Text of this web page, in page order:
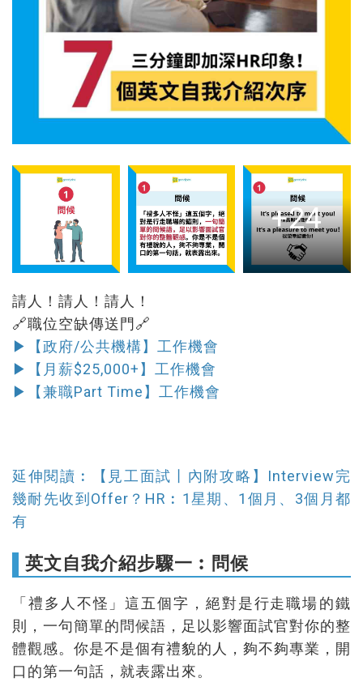
+24
請人！請人！請人！
🔗職位空缺傳送門🔗
▶【政府/公共機構】工作機會
▶【月薪$25,000+】工作機會
▶【兼職Part Time】工作機會
延伸閱讀︰【見工面試丨內附攻略】Interview完
幾耐先收到Offer？HR︰1星期、1個月、3個月都
有
英文自我介紹步驟一︰問候
「禮多人不怪」這五個字，絕對是行走職場 的鐵
則，一句簡單的問候語，足以影響面試官對你的整
體觀感。你是不是個有禮貌的人，夠不夠專業，開
口的第一句話，就表露出來。